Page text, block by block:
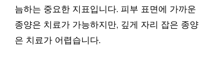
늠하는 중요한 지표입니다. 피부 표면에 가까운
종양은 치료가 가능하지만, 깊게 자리 잡은 종양
은 치료가 어렵습니다.